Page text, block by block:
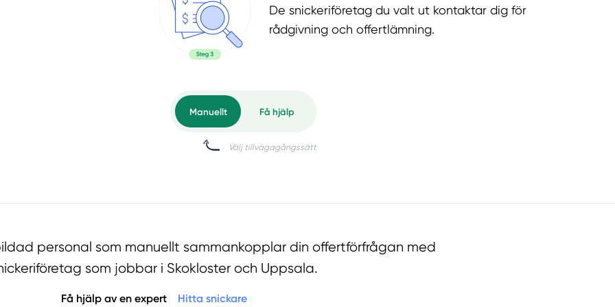
De snickeriföretag du valt ut kontaktar dig för
rådgivning och offertlämning.
personal som manuellt sammankopplar din offertförfrågan med
som jobbar i Skokloster och Uppsala.
Få hjälp av en expert Hitta snickare